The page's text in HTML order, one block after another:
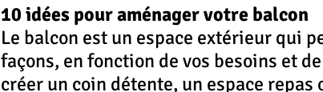
10 idées pour aménager votre balcon
Le balcon est un espace extérieur qui
façons, en fonction de vos besoins et
créer un coin détente, un espace